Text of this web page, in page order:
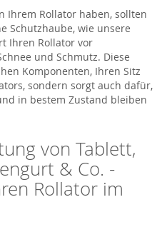
Ihrem Rollator haben, sollten
Schutzhaube, wie unsere
Ihren Rollator vor
und Schmutz. Diese
Komponenten, Ihren Sitz
sondern sorgt auch dafür,
in bestem Zustand bleiben
von Tablett,
& Co. -
Rollator im